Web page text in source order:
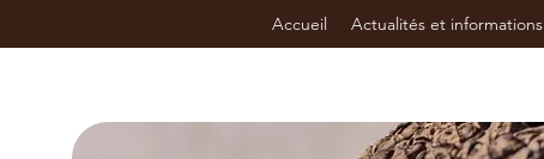
Accueil Actualités et informations